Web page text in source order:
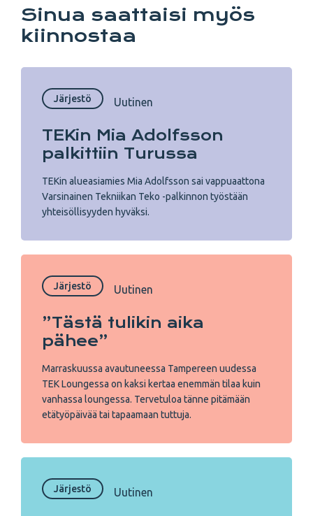
Sinua saattaisi myös
kiinnostaa
Järjestö Uutinen
TEKin Mia Adolfsson
palkittiin Turussa
TEKin alueasiamies Mia Adolfsson sai vappuaattona
Varsinainen Tekniikan Teko -palkinnon työstään
yhteisöllisyyden hyväksi.
Järjestö Uutinen
”Tästä tulikin aika
pähee”
Marraskuussa avautuneessa Tampereen uudessa
TEK Loungessa on kaksi kertaa enemmän tilaa kuin
vanhassa loungessa. Tervetuloa tänne pitämään
etätyöpäivää tai tapaamaan tuttuja.
Järjestö Uutinen